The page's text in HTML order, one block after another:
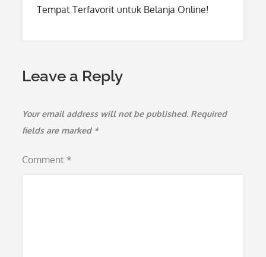
Tempat Terfavorit untuk Belanja Online!
Leave a Reply
Your email address will not be published. Required
fields are marked *
Comment *